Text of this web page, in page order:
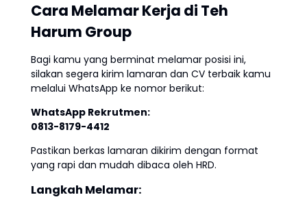
Cara Melamar Kerja di Teh
Harum Group
Bagi kamu yang berminat melamar posisi ini,
silakan segera kirim lamaran dan CV terbaik kamu
melalui WhatsApp ke nomor berikut:
WhatsApp Rekrutmen:
0813-8179-4412
Pastikan berkas lamaran dikirim dengan format
yang rapi dan mudah dibaca oleh HRD.
Langkah Melamar: